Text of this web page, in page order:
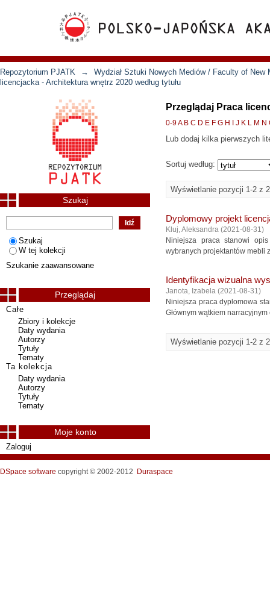
Repozytorium PJATK →
Wydział Sztuki Nowych Mediów / Faculty of New
licencjacka - Architektura wnętrz 2020 według tytułu
Przeglądaj Praca
0-9A B C D E F G H J K L M N
Lub dodaj kilka pierwszych
Sortuj według:
Wyświetlanie pozycji 1-2 z 2
Dyplomowy projekt
Kluj, Aleksandra (2021-08-31)
Niniejsza praca stanowi
wybranych projektantów mebli
Identyfikacja wizualna
Janota, Izabela (2021-08-31)
Niniejsza praca dyplomowa
Głównym wątkiem
Wyświetlanie pozycji 1-2 z 2
Szukaj
Szukaj
W tej kolekcji
Szukanie zaawansowane
Przeglądaj
Całe
Zbiory i kolekcje
Daty wydania
Autorzy
Tytuły
Tematy
Ta kolekcja
Daty wydania
Autorzy
Tytuły
Tematy
Moje konto
Zaloguj
DSpace software copyright © 2002-2012 Duraspace